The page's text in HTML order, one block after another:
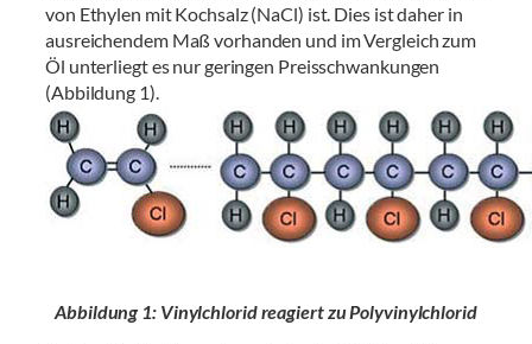
von Ethylen mit Kochsalz (NaCl) ist. Dies ist daher in
ausreichendem Maß vorhanden und im Vergleich zum
Öl unterliegt es nur geringen Preisschwankungen
(Abbildung 1).
Abbildung 1: Vinylchlorid reagiert zu Polyvinylchlorid